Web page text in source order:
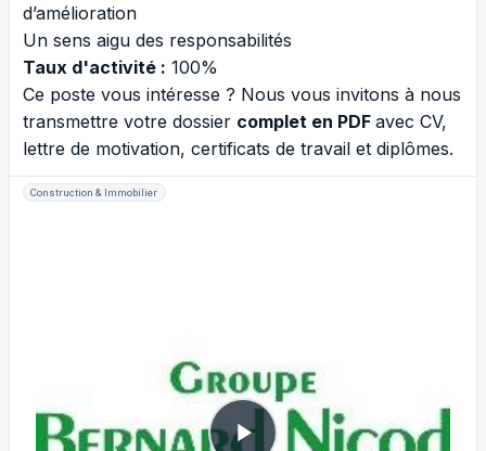
d’amélioration
Un sens aigu des responsabilités
Taux d'activité : 100%
Ce poste vous intéresse ? Nous vous invitons à nous
transmettre votre dossier complet en PDF avec CV,
lettre de motivation, certificats de travail et diplômes.
Construction & Immobilier